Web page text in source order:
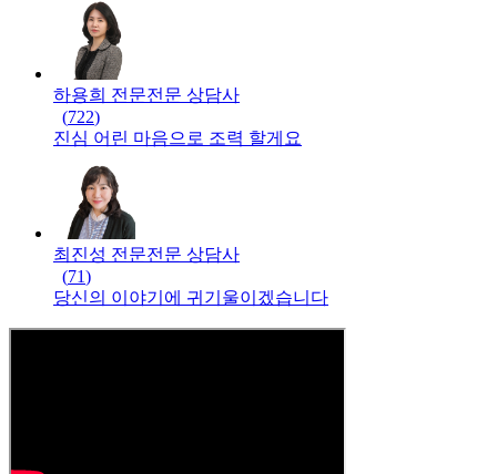
하용희 전문전문 상담사
(722)
진심 어린 마음으로 조력 할게요
최진성 전문전문 상담사
(71)
당신의 이야기에 귀기울이겠습니다